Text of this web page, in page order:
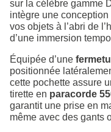
sur la célèbre gamme
intègre une
vos objets à l’abri de
d’une immersion
Équipée d’une
positionnée
cette pochette assure
tirette en paracorde
garantit une prise en
même avec des gants